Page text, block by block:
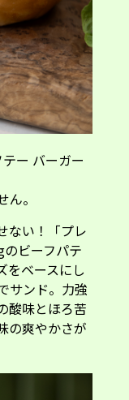
。
ビーフパテ
をベースにし
サンド。力強
酸味とほろ苦
の爽やかさが